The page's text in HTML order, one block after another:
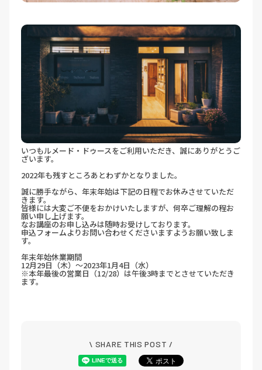
いつもルメード・ドゥースをご利用いただき、誠にありがとうご
ざいます。
2022年も残すところあとわずかとなりました。
誠に勝手ながら、年末年始は下記の日程でお休みさせていただ
きます。
皆様には大変ご不便をおかけいたしますが、何卒ご理解の程お
願い申し上げます。
なお講座のお申し込みは随時お受けしております。
申込フォームよりお問い合わせくださいますようお願い致しま
す。
年末年始休業期間
12月29日（木）～2023年1月4日（水）
※本年最後の営業日（12/28）は午後3時までとさせていただき
ます。
\ SHARE THIS POST /